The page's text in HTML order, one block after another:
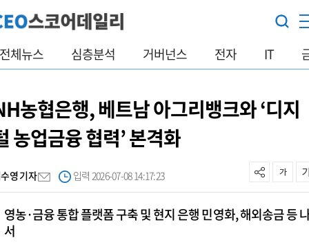
전체뉴스 심층분석 거버넌스 전자 IT
농협은행, 베트남 아그리뱅크와 ‘디지
농업금융 협력’ 본격화
영 기자 입력 2026-07-08 14:17:23
영농·금융 통합 플랫폼 구축 및 현지 은행 민영화, 해외송금 등
서